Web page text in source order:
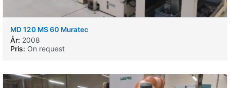
MD 120 MS 60 Muratec
År: 2008
Pris: On request